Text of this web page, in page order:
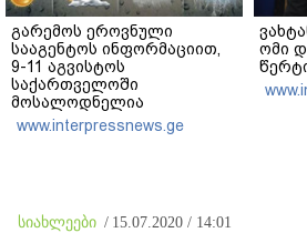
გარემოს ეროვნული
სააგენტოს ინფორმაციით,
9-11 აგვისტოს
საქართველოში
მოსალოდნელია
დროგამოშვებით წვიმა
www.interpressnews.ge
ომი
სიახლეები / 15.07.2020 / 14:01